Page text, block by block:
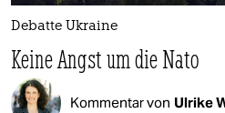
Debatte Ukraine
Keine Angst um die Nato
Kommentar von Ulrike